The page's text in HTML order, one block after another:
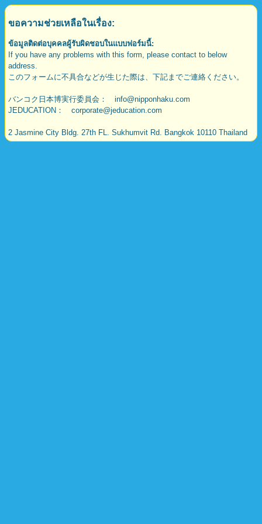
ขอความช่วยเหลือในเรื่อง:
ข้อมูลติดต่อบุคคลผู้รับผิดชอบในแบบฟอร์มนี้:
If you have any problems with this form, please contact to below
address.
このフォームに不具合などが生じた際は、下記までご連絡ください。
バンコク日本博実行委員会： info@nipponhaku.com
JEDUCATION： corporate@jeducation.com
2 Jasmine City Bldg. 27th FL. Sukhumvit Rd. Bangkok 10110 Thailand